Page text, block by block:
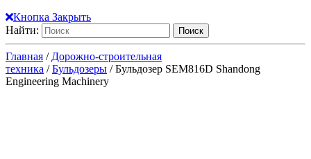
Кнопка Закрыть
Найти:
Главная / Дорожно-строительная
техника /Бульдозеры / Бульдозер SEM816D Shandong
Engineering Machinery